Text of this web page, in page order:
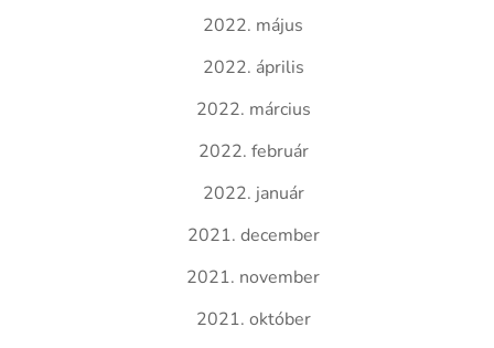
2022. május
2022. április
2022. március
2022. február
2022. január
2021. december
2021. november
2021. október